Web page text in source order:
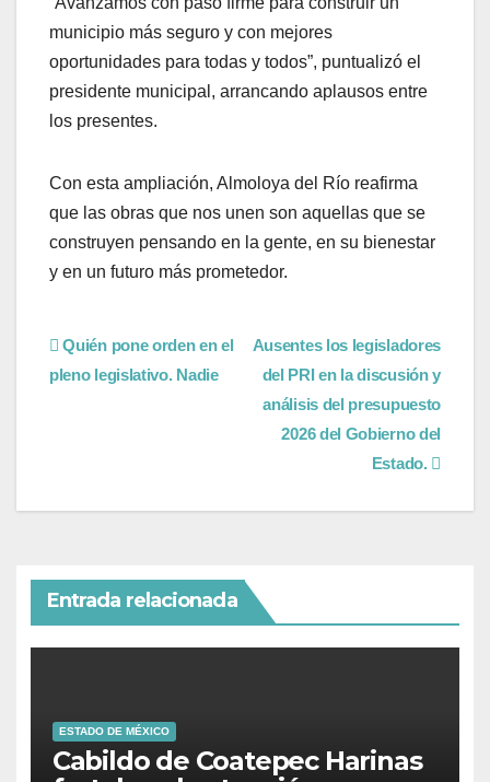
municipio más seguro y con mejores
oportunidades para todas y todos”, puntualizó el
presidente municipal, arrancando aplausos entre
los presentes.
Con esta ampliación, Almoloya del Río reafirma
que las obras que nos unen son aquellas que se
construyen pensando en la gente, en su bienestar
y en un futuro más prometedor.
Ausentes los legisladores
del PRI en la discusión y
análisis del presupuesto
2026 del Gobierno del
Estado.
Quién pone orden en el
pleno legislativo. Nadie
Entrada relacionada
ESTADO DE MÉXICO
Cabildo de Coatepec Harinas